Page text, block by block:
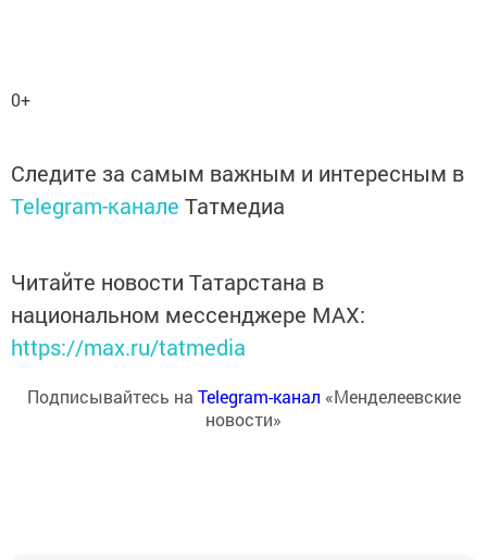
0+
Следите за самым важным и интересным в
Telegram-канале Татмедиа
Читайте новости Татарстана в
национальном мессенджере MАХ:
https://max.ru/tatmedia
Подписывайтесь на Telegram-канал «Менделеевские
новости»